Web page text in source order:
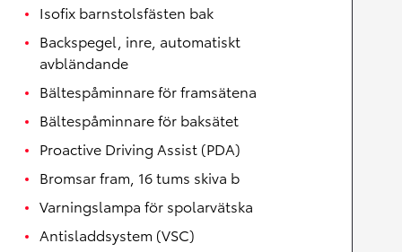
Isofix barnstolsfästen bak
Backspegel, inre, automatiskt
avbländande
Bältespåminnare för framsätena
Bältespåminnare för baksätet
Proactive Driving Assist (PDA)
Bromsar fram, 16 tums skiva b
Varningslampa för spolarvätska
Antisladdsystem (VSC)